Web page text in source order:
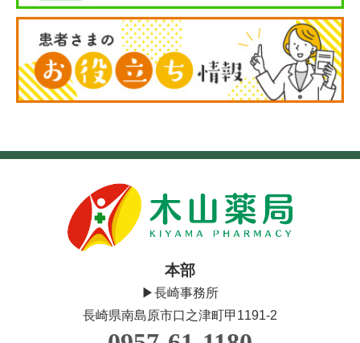
本部
▶長崎事務所
長崎県南島原市口之津町甲1191-2